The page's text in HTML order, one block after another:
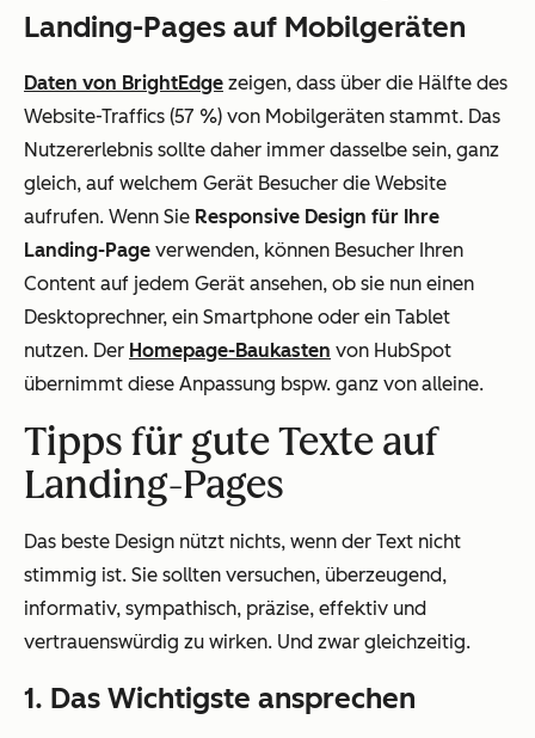
Landing-Pages auf Mobilgeräten
Daten von BrightEdge zeigen, dass über die Hälfte des
Website-Traffics (57 %) von Mobilgeräten stammt. Das
Nutzererlebnis sollte daher immer dasselbe sein, ganz
gleich, auf welchem Gerät Besucher die Website
aufrufen. Wenn Sie Responsive Design für Ihre
Landing-Page verwenden, können Besucher Ihren
Content auf jedem Gerät ansehen, ob sie nun einen
Desktoprechner, ein Smartphone oder ein Tablet
nutzen. Der Homepage-Baukasten von HubSpot
übernimmt diese Anpassung bspw. ganz von alleine.
Tipps für gute Texte auf
Landing-Pages
Das beste Design nützt nichts, wenn der Text nicht
stimmig ist. Sie sollten versuchen, überzeugend,
informativ, sympathisch, präzise, effektiv und
vertrauenswürdig zu wirken. Und zwar gleichzeitig.
1. Das Wichtigste ansprechen